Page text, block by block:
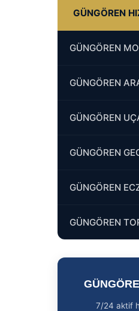
GÜNGÖREN
GÜNGÖREN
GÜNGÖREN
GÜNGÖREN
GÜNGÖREN
GÜNGÖREN
GÜNGÖREN
7/24 aktif